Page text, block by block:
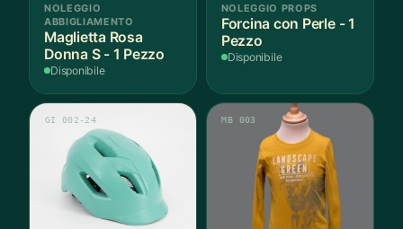
NOLEGGIO
ABBIGLIAMENTO
Maglietta Rosa
Donna S - 1 Pezzo
Disponibile
NOLEGGIO PROPS
Forcina con Perle - 1
Pezzo
Disponibile
GI 002-24 MB 003